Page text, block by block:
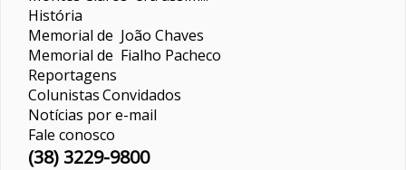
História
Memorial de João Chaves
Memorial de Fialho Pacheco
Reportagens
ColunistasConvidados
Notícias por e-mail
Fale conosco
(38) 3229-9800